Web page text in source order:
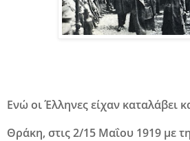
Ενώ οι Έλληνες είχαν καταλάβει
Θράκη, στις 2/15 Μαΐου 1919 με